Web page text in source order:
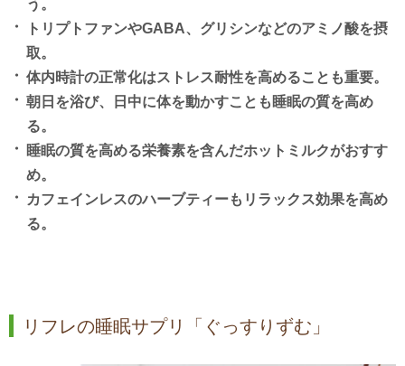
う。
トリプトファンやGABA、グリシンなどのアミノ酸を摂
取。
体内時計の正常化はストレス耐性を高めることも重要。
朝日を浴び、日中に体を動かすことも睡眠の質を高め
る。
睡眠の質を高める栄養素を含んだホットミルクがおすす
め。
カフェインレスのハーブティーもリラックス効果を高め
る。
リフレの睡眠サプリ「ぐっすりずむ」